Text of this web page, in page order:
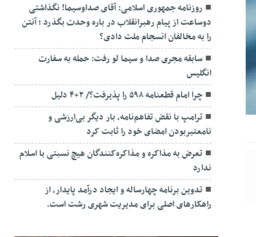
روزنامه جمهوری اسلامی: آقای صداوسیما! نگذاشتی
دوساعت از پیام رهبرانقلاب در باره وحدت بگذرد ؛ آنتن
را به مخالفان انسجام ملت دادی؟
سابقه مجری صدا و سیما لو رفت: حمله به سفارت
انگلیس
چرا امام قطعنامه ۵۹۸ را پذیرفت؟/ ۲+۴ دلیل
ترامپ با نقض تفاهم‌نامه، بار دیگر بی‌ارزشی و
نامعتبربودن امضای خود را ثابت کرد
تعرض به مذاکره و مذاکره‌کنندگان هیچ نسبتی با اسلام
ندارد
تدوین برنامه چهارساله و ایجاد درآمد پایدار، از
راهکارهای اصلی برای مدیریت شهری رشت است.